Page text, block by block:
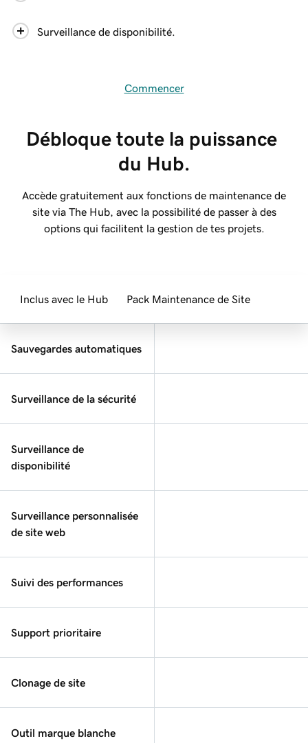
Surveillance de disponibilité.
Commencer
Débloque toute la puissance
du Hub.
Accède gratuitement aux fonctions de maintenance de
site via The Hub, avec la possibilité de passer à des
options qui facilitent la gestion de tes projets.
Inclus avec le Hub Pack Maintenance de Site
Sauvegardes automatiques
Surveillance de la sécurité
Surveillance de
disponibilité
Surveillance personnalisée
de site web
Suivi des performances
Support prioritaire
Clonage de site
Outil marque blanche